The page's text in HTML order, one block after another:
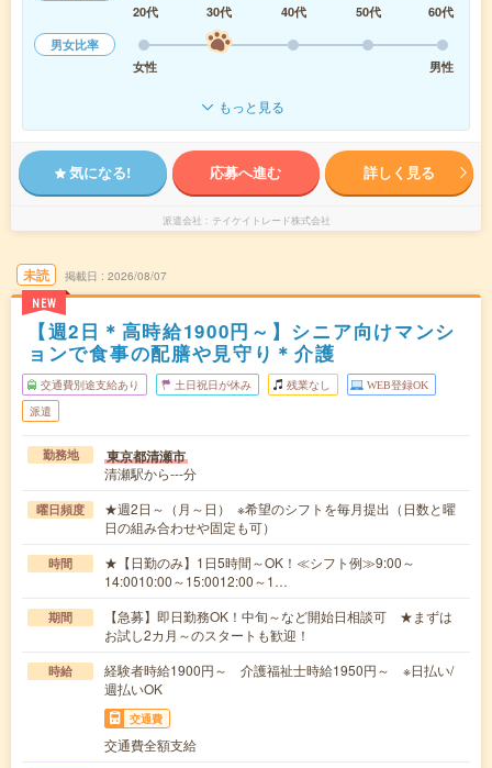
20代
30代 40代 50代
60代
男女比率
女性
男性
もっと見る
気になる! 応募へ進む 詳しく見る
派遣会社 テイケイトレード株式会社
未読
NEW
掲載日 2026/08/07
【週2日＊高時給1900円～】シニア向けマンシ
ョンで食事の配膳や見守り＊介護
交通費別途支給あり 土日祝日が休み 残業なし WEB登録OK
派遣
勤務地 東京都清瀬市
清瀬駅から---分
曜日頻度
★週2日～（月～日） ※希望のシフトを毎月提出（日数と曜
日の組み合わせや固定も可）
時間
★【日勤のみ】1日5時間～OK！≪シフト例≫9:00～
14:0010:00～15:0012:00～1…
期間
【急募】即日勤務OK！中旬～など開始日相談可 ★まずは
お試し2カ月～のスタートも歓迎！
時給
経験者時給1900円～ 介護福祉士時給1950円～ ※日払い/
週払いOK
交通費
交通費全額支給